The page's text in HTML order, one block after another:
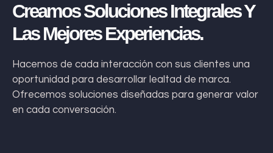
Creamos Soluciones Integrales Y
Las Mejores Experiencias.
Hacemos de cada interacción con sus clientes una
oportunidad para desarrollar lealtad de marca.
Ofrecemos soluciones diseñadas para generar valor
en cada conversación.